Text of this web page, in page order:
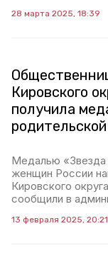
28 марта 2025, 18:39
Кировского
получила
Медалью «Звезда
женщин России
Кировского
сообщили в
13 февраля 2025, 20:21